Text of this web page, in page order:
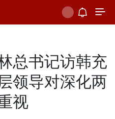
总书记访韩充
领导对深化两
视